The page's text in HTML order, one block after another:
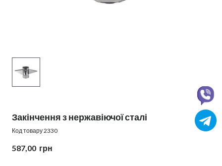
Закінчення з нержавіючої сталі
Код товару 2330
587,00  грн